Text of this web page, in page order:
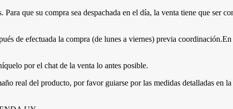
Para que su compra sea despachada en el día, la venta tiene que ser
de efectuada la compra (de lunes a viernes) previa
por el chat de la venta lo antes posible.
real del producto, por favor guiarse por las medidas detalladas en